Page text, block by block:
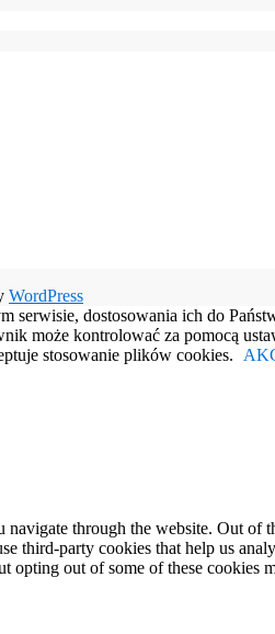
WordPress
serwisie, dostosowania ich do
może kontrolować za pomocą
stosowanie plików cookies.
through the website. Out of
third-party cookies that help us
opting out of some of these cookies